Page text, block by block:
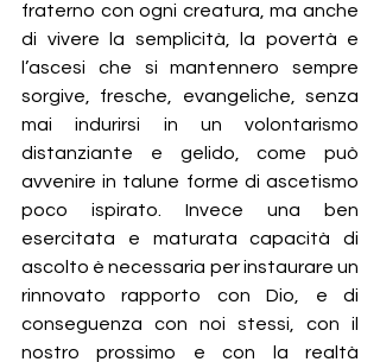
fraterno con ogni creatura, ma anche
di vivere la semplicità, la povertà e
l’ascesi che si mantennero sempre
sorgive, fresche, evangeliche, senza
mai indurirsi in un volontarismo
distanziante e gelido, come può
avvenire in talune forme di ascetismo
poco ispirato. Invece una ben
esercitata e maturata capacità di
ascolto è necessaria per instaurare un
rinnovato rapporto con Dio, e di
conseguenza con noi stessi, con il
nostro prossimo e con la realtà